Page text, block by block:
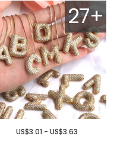
27+
US$3.01 - US$3.63